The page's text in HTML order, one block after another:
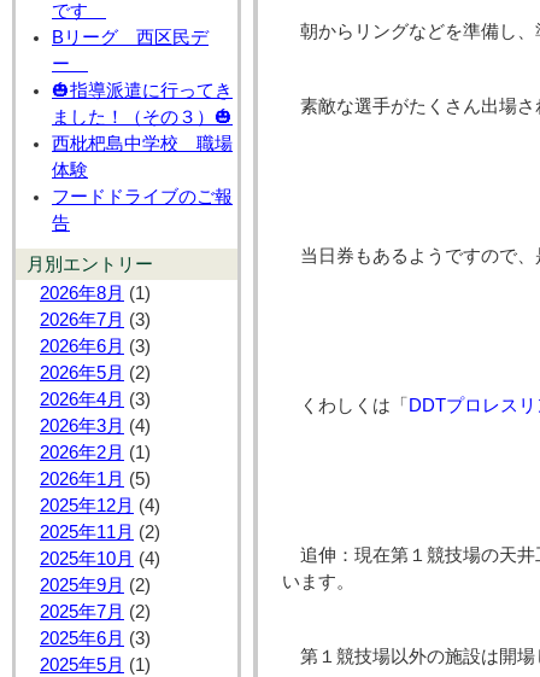
です
Bリーグ 西区民デ
ー
🎃指導派遣に行ってき
ました！（その３）🎃
西枇杷島中学校 職場
体験
フードドライブのご報
告
月別エントリー
2026年8月 (1)
2026年7月 (3)
2026年6月 (3)
2026年5月 (2)
2026年4月 (3)
2026年3月 (4)
2026年2月 (1)
2026年1月 (5)
2025年12月 (4)
2025年11月 (2)
2025年10月 (4)
2025年9月 (2)
2025年7月 (2)
2025年6月 (3)
2025年5月 (1)
朝からリングなどを準備し
素敵な選手がたくさん出場さ
当日券もあるようですので
くわしくは「DDTプロレス
追伸：現在第１競技場の天
います。
第１競技場以外の施設は開